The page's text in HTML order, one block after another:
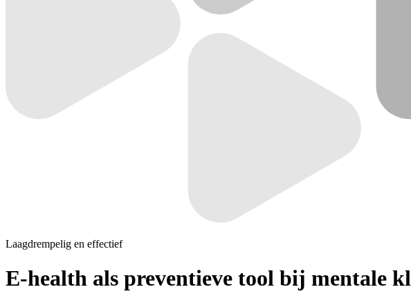
Laagdrempelig en effectief
E-health als preventieve tool bij mentale